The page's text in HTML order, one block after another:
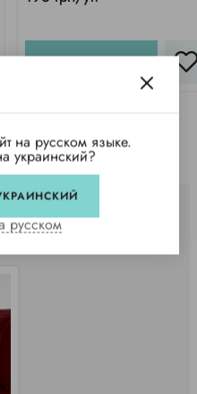
на русском языке.
украинский?
русском